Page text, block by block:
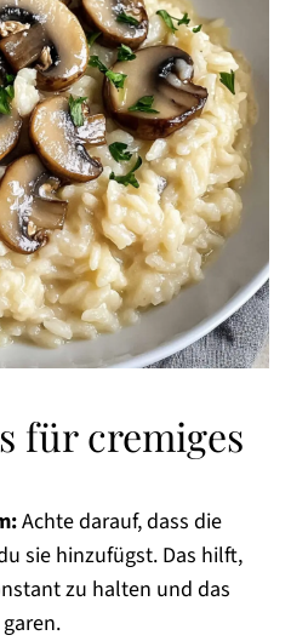
für cremiges
Achte darauf, dass die
sie hinzufügst. Das hilft,
zu halten und das